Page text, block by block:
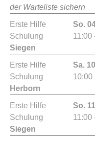
der Warteliste sichern
Erste Hilfe
Schulung
Siegen
So.
11:00
Erste Hilfe
Schulung
Herborn
Sa.
10:00
Erste Hilfe
Schulung
Siegen
So.
11:00